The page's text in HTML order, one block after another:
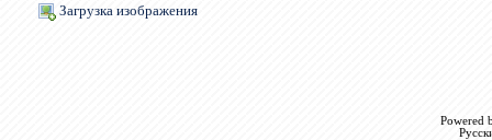
Загрузка изображения
Powered